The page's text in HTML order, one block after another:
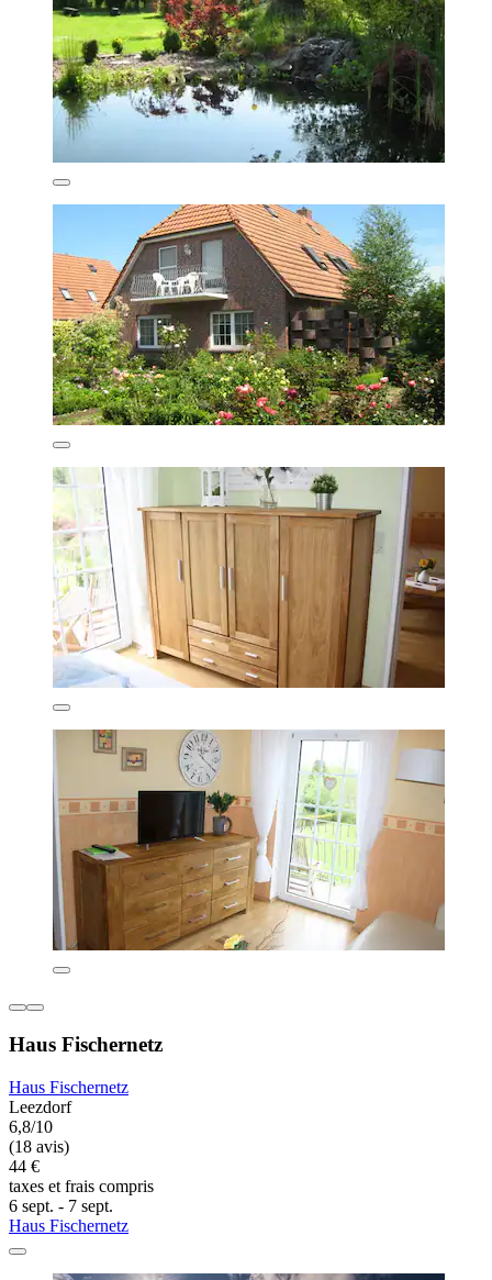
Haus Fischernetz
Haus Fischernetz
Leezdorf
6,8/10
(18 avis)
44 €
taxes et frais compris
6 sept. - 7 sept.
Haus Fischernetz